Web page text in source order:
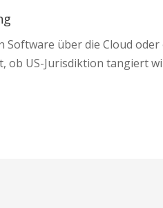
Software über die Cloud
ob US-Jurisdiktion tangiert